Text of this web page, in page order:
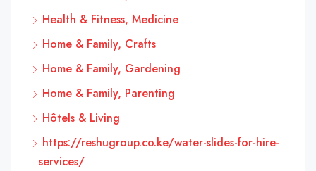
Health & Fitness, Medicine
Home & Family, Crafts
Home & Family, Gardening
Home & Family, Parenting
Hôtels & Living
https://reshugroup.co.ke/water-slides-for-hire-
services/